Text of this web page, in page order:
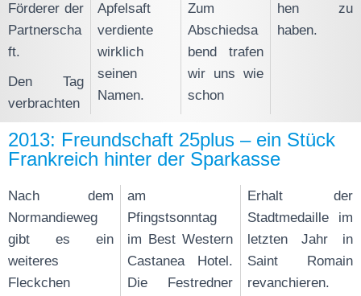
Förderer der
Partnerscha
ft.
Den Tag
verbrachten
Apfelsaft
verdiente
wirklich
seinen
Namen.
Zum
Abschiedsa
bend trafen
wir uns wie
schon
hen zu
haben.
2013: Freundschaft 25plus – ein Stück
Frankreich hinter der Sparkasse
Nach dem
Normandieweg
gibt es ein
weiteres
Fleckchen
am
Pfingstsonntag
im Best Western
Castanea Hotel.
Die Festredner
Erhalt der
Stadtmedaille im
letzten Jahr in
Saint Romain
revanchieren.